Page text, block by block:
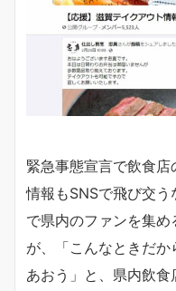
緊急事態宣言で飲食
情報もSNSで飛び交
で県内のファンを集め
が、「こんなときだ
あおう」と、県内飲